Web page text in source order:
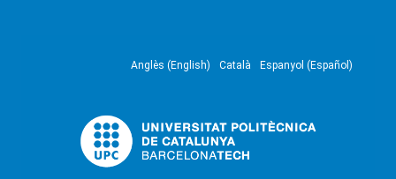
Anglès (English) Català Espanyol (Español)